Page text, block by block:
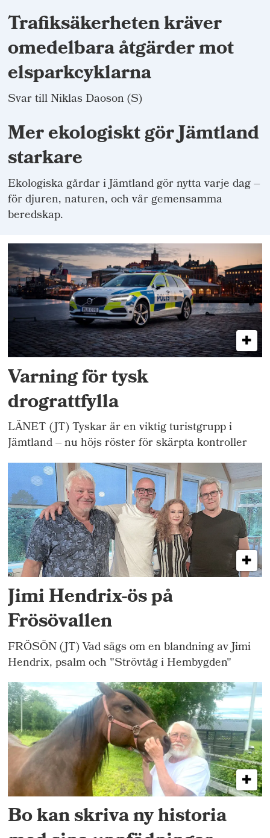
Trafiksäkerheten kräver
omedelbara åtgärder mot
elsparkcyklarna
Svar till Niklas Daoson (S)
Mer ekologiskt gör Jämtland
starkare
Ekologiska gårdar i Jämtland gör nytta varje dag –
för djuren, naturen, och vår gemensamma
beredskap.
Varning för tysk
drograttfylla
LÄNET (JT) Tyskar är en viktig turistgrupp i
Jämtland – nu höjs röster för skärpta kontroller
Jimi Hendrix-ös på
Frösövallen
FRÖSÖN (JT) Vad sägs om en blandning av Jimi
Hendrix, psalm och "Strövtåg i Hembygden"
Bo kan skriva ny historia